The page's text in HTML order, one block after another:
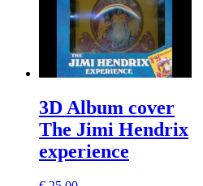
3D Album cover
The Jimi Hendrix
experience